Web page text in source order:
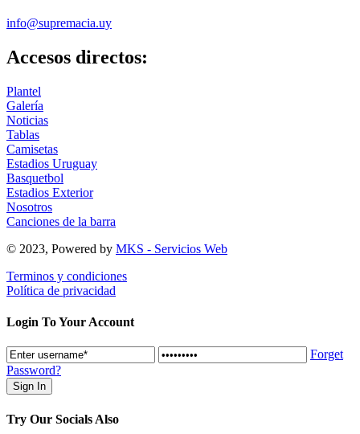
info@supremacia.uy
Accesos directos:
Plantel
Galería
Noticias
Tablas
Camisetas
Estadios Uruguay
Basquetbol
Estadios Exterior
Nosotros
Canciones de la barra
© 2023, Powered by MKS - Servicios Web
Terminos y condiciones
Política de privacidad
Login To Your Account
Forget
Password?
Try Our Socials Also